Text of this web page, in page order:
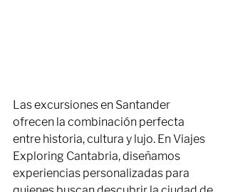
Las excursiones en Santander
ofrecen la combinación perfecta
entre historia, cultura y lujo. En Viajes
Exploring Cantabria, diseñamos
experiencias personalizadas para